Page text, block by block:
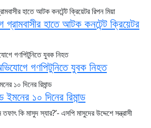
গ্রামবাসীর হাতে আটক কনটেন্ট ক্রিয়েটর
গণপিটুনিতে যুবক নিহত
ইমনের ১০ দিনের রিমান্ড